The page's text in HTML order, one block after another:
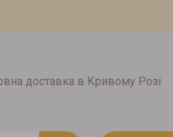
доставка в Кривому Розі